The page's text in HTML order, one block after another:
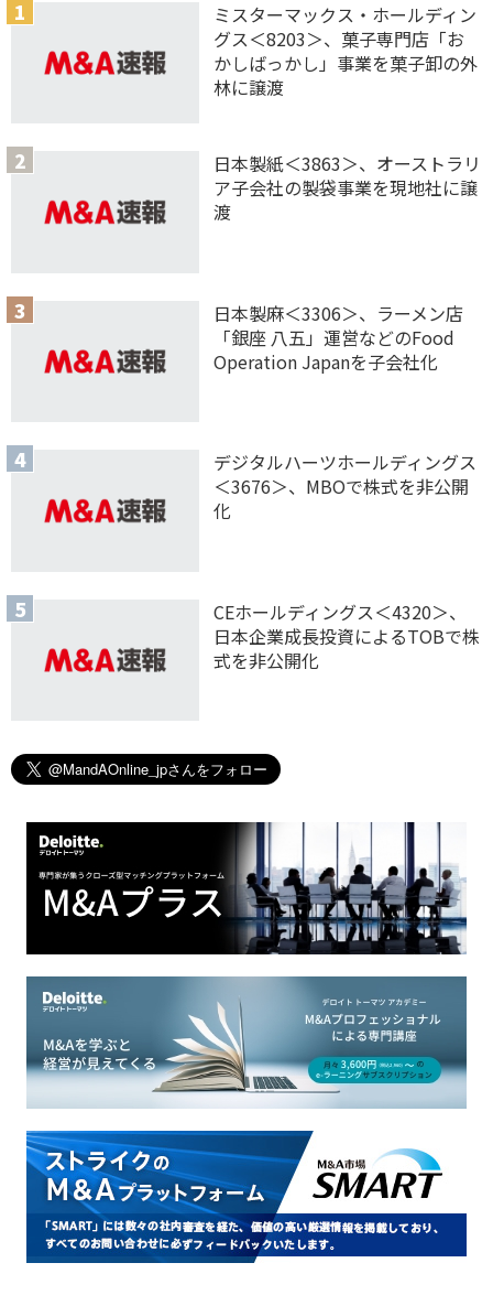
ミスターマックス・ホールディン
グス＜8203＞、菓子専門店「お
かしばっかし」事業を菓子卸の外
林に譲渡
日本製紙＜3863＞、オーストラリ
ア子会社の製袋事業を現地社に譲
渡
日本製麻＜3306＞、ラーメン店
「銀座 八五」運営などのFood
Operation Japanを子会社化
デジタルハーツホールディングス
＜3676＞、MBOで株式を非公開
化
CEホールディングス＜4320＞、
日本企業成長投資によるTOBで株
式を非公開化